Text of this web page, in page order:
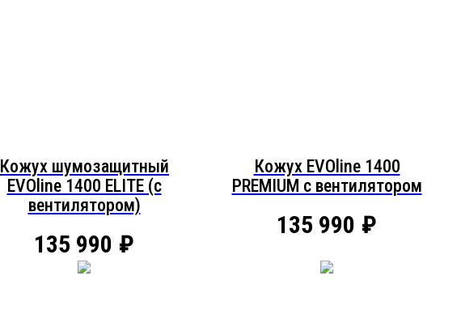
Кожух шумозащитный
EVOline 1400 ELITE (c
вентилятором)
135 990 ₽
Кожух EVOline 1400
PREMIUM c вентилятором
135 990 ₽